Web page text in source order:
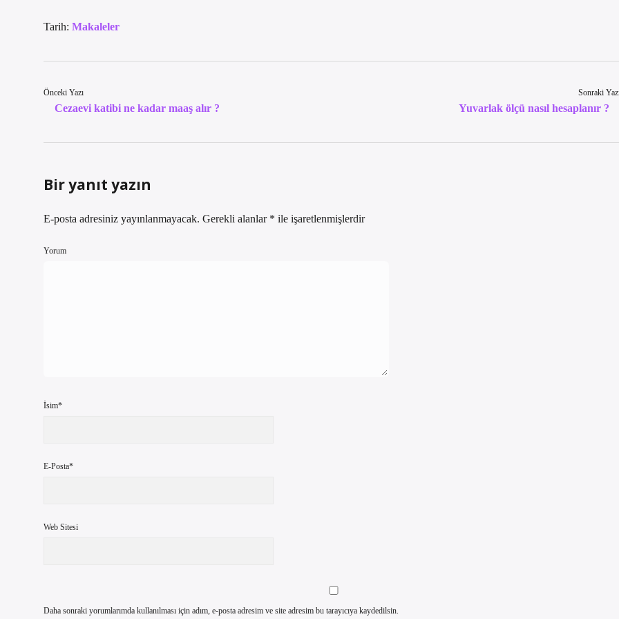
Tarih: Makaleler
Önceki Yazı
Cezaevi katibi ne kadar maaş alır ?
Sonraki
Yuvarlak ölçü nasıl hesaplanır ?
Bir yanıt yazın
E-posta adresiniz yayınlanmayacak. Gerekli alanlar * ile işaretlenmişlerdir
Yorum
İsim*
E-Posta*
Web Sitesi
Daha sonraki yorumlarımda kullanılması için adım, e-posta adresim ve site adresim bu tarayıcıya kaydedilsin.